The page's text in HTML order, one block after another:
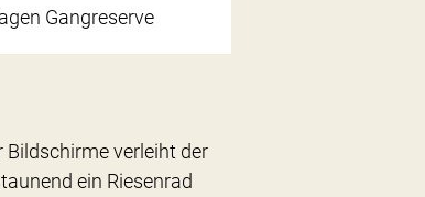
Gangreserve
Bildschirme verleiht der
ein Riesenrad